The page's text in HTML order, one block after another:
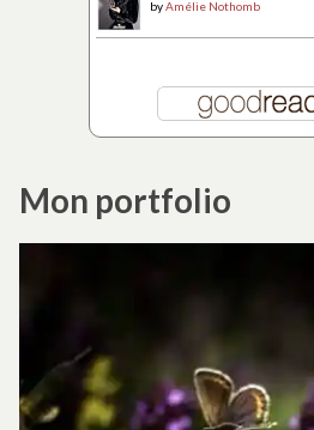
byAmélie Nothomb
Mon portfolio